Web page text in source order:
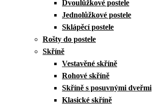
Dvoulůžkové postele
Jednolůžkové postele
Sklápěcí postele
Rošty do postele
Skříně
Vestavěné skříně
Rohové skříně
Skříně s posuvnými dveřmi
Klasické skříně